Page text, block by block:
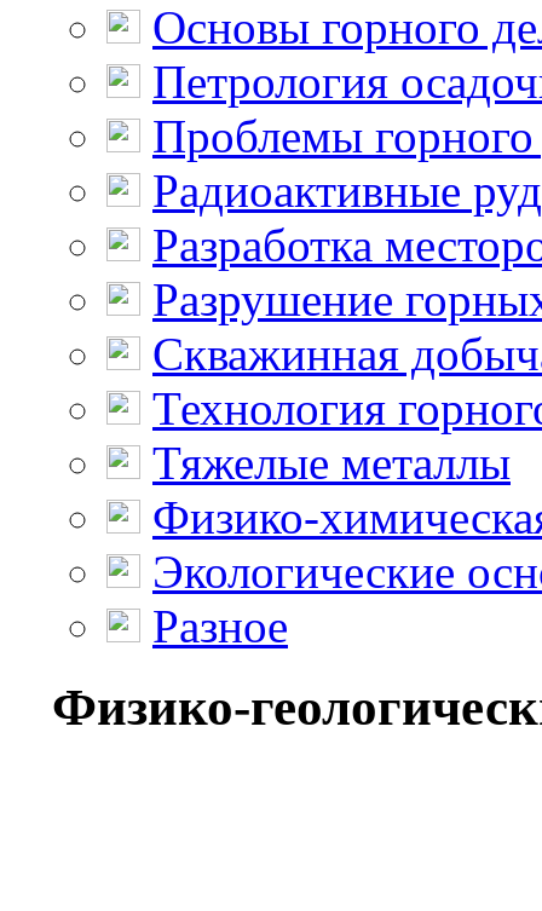
Основы горного
Петрология
Проблемы горного
Радиоактивные
Разработка
Разрушение
Скважинная
Технология
Тяжелые металлы
Физико-
Экологические
Разное
Физико-